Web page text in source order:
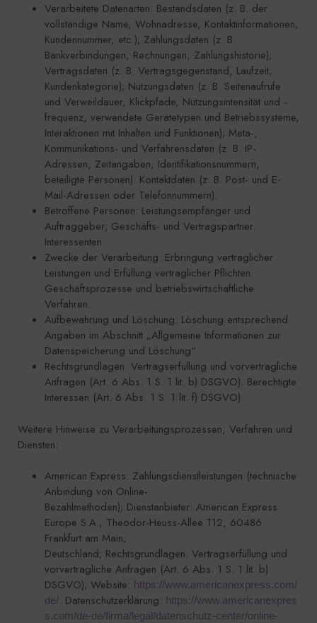
Verarbeitete Datenarten: Bestandsdaten (z. B. der
vollständige Name, Wohnadresse, Kontaktinformationen,
Kundennummer, etc.); Zahlungsdaten (z. B.
Bankverbindungen, Rechnungen, Zahlungshistorie);
Vertragsdaten (z. B. Vertragsgegenstand, Laufzeit,
Kundenkategorie); Nutzungsdaten (z. B. Seitenaufrufe
und Verweildauer, Klickpfade, Nutzungsintensität und -
frequenz, verwendete Gerätetypen und Betriebssysteme,
Interaktionen mit Inhalten und Funktionen); Meta-,
Kommunikations- und Verfahrensdaten (z. B. IP-
Adressen, Zeitangaben, Identifikationsnummern,
beteiligte Personen). Kontaktdaten (z. B. Post- und E-
Mail-Adressen oder Telefonnummern).
Betroffene Personen: Leistungsempfänger und
Auftraggeber; Geschäfts- und Vertragspartner.
Interessenten.
Zwecke der Verarbeitung: Erbringung vertraglicher
Leistungen und Erfüllung vertraglicher Pflichten.
Geschäftsprozesse und betriebswirtschaftliche
Verfahren.
Aufbewahrung und Löschung: Löschung entsprechend
Angaben im Abschnitt „Allgemeine Informationen zur
Datenspeicherung und Löschung“.
Rechtsgrundlagen: Vertragserfüllung und vorvertragliche
Anfragen (Art. 6 Abs. 1 S. 1 lit. b) DSGVO). Berechtigte
Interessen (Art. 6 Abs. 1 S. 1 lit. f) DSGVO).
Weitere Hinweise zu Verarbeitungsprozessen, Verfahren und
Diensten:
American Express: Zahlungsdienstleistungen (technische
Anbindung von Online-
Bezahlmethoden); Dienstanbieter: American Express
Europe S.A., Theodor-Heuss-Allee 112, 60486
Frankfurt am Main,
Deutschland; Rechtsgrundlagen: Vertragserfüllung und
vorvertragliche Anfragen (Art. 6 Abs. 1 S. 1 lit. b)
DSGVO); Website: https://www.americanexpress.com/
de/. Datenschutzerklärung: https://www.americanexpres
s.com/de-de/firma/legal/datenschutz-center/online-